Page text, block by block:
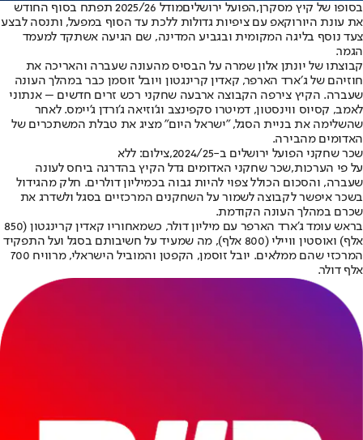
בסופו של קיץ מסקרן,הפועל ירושלים
מודל 2025/26 תפתח בסוף החודש
את עונת היורוקאפ עם ציפיות גדולות ללכת עד הסוף במפעל, ותנסה לבצע
צעד נוסף בליגה המקומית ובגביע המדינה, שם הגיעה אשתקד למעמד
הגמר.
קבוצתו של יונתן אלון שמרה על הבסיס מהעונה שעברה והאריכה את
חוזיהם של ג׳ארד הארפר, קאדין קרינגטון ויובל זוסמן כבר במהלך העונה
שעברה. הקיץ צירפה הקבוצה ארבעה שחקני רכש זרים חדשים – אנתוני
לאמב, קסיוס ווינסטון, דמיטרו סקפינצב וג'וזיאה ג'ורדן ג'יימס. לאחר
שהשלימה את בניית הסגל, "ישראל היום" מציג את טבלת המשתכרים של
האדומים מהבירה.
שכר שחקני הפועל ירושלים ב-2024/25,צילום: ללא
על פי הערכות,שכר שחקני האדומים גדל הקיץ בהדרגה ביחס לעונה
שעברה, והסכום הכולל צפוי להיות גבוה בכמיליון דולרים. חלק מהגידול
בשכר איפשר לקבוצה לשמור על השחקנים המרכזיים בסגל ולשדרג את
שכרם במהלך העונה הקודמת.
בראש עומד ג'ארד הארפר עם מיליון דולר, כשמאחוריו קאדין קרינגטון (850
אלף) ואוסטין וויילי (800 אלף), מה שמעיד על חשיבותם בסגל ועל התפקיד
המרכזי שהם ממלאים. יובל זוסמן, הקפטן והמוביל הישראלי, מרוויח 700
אלף דולר.